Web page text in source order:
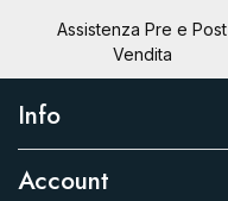
Assistenza Pre e Post
Vendita
Info
Account